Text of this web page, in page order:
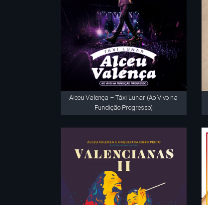
Alceu Valença – Táxi Lunar (Ao Vivo na
Fundição Progresso)